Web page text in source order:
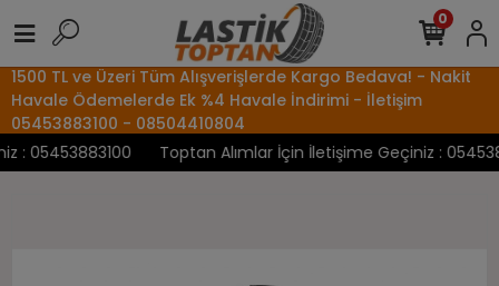
1500 TL ve Üzeri Tüm Alışverişlerde Kargo Bedava! - Nakit
Havale Ödemelerde Ek %4 Havale İndirimi - İletişim
05453883100 - 08504410804
05453883100
Toptan Alımlar İçin İletişime Geçiniz :
0